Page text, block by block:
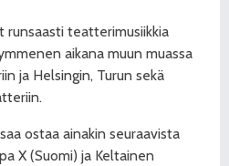
runsaasti teatterimusiikkia
aikana muun muassa
ja Helsingin, Turun sekä
ostaa ainakin seuraavista
X (Suomi) ja Keltainen